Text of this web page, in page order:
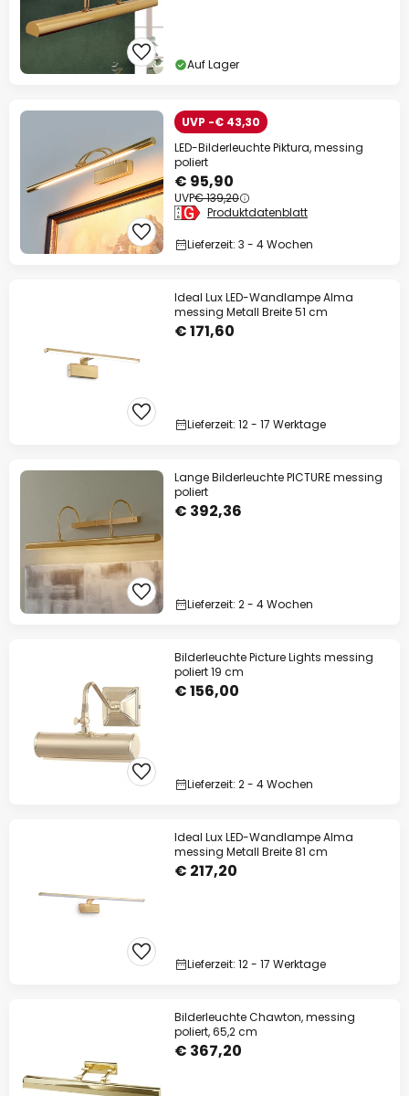
Auf Lager
UVP -€ 43,30
LED-Bilderleuchte Piktura, messing
poliert
€ 95,90
UVP€ 139,20
Produktdatenblatt
Lieferzeit: 3 - 4 Wochen
Ideal Lux LED-Wandlampe Alma
messing Metall Breite 51 cm
€ 171,60
Lieferzeit: 12 - 17 Werktage
Lange Bilderleuchte PICTURE messing
poliert
€ 392,36
Lieferzeit: 2 - 4 Wochen
Bilderleuchte Picture Lights messing
poliert 19 cm
€ 156,00
Lieferzeit: 2 - 4 Wochen
Ideal Lux LED-Wandlampe Alma
messing Metall Breite 81 cm
€ 217,20
Lieferzeit: 12 - 17 Werktage
Bilderleuchte Chawton, messing
poliert, 65,2 cm
€ 367,20